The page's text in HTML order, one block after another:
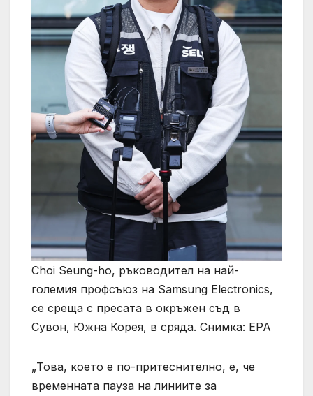
Choi Seung-ho, ръководител на най-
големия профсъюз на Samsung Electronics,
се среща с пресата в окръжен съд в
Сувон, Южна Корея, в сряда. Снимка: EPA
„Това, което е по-притеснително, е, че
временната пауза на линиите за